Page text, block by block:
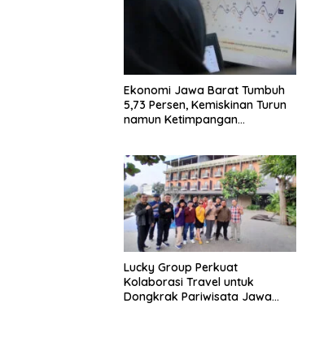
Ekonomi Jawa Barat Tumbuh
5,73 Persen, Kemiskinan Turun
namun Ketimpangan
Lucky Group Perkuat
Kolaborasi Travel untuk
Dongkrak Pariwisata Jawa